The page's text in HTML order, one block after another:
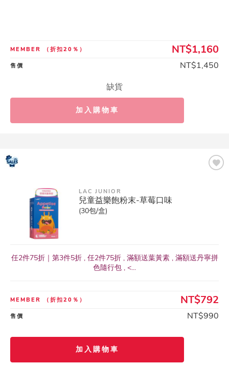
MEMBER （折扣20％） NT$1,160
售價
NT$1,450
缺貨
加入購物車
LAC JUNIOR
兒童益樂飽粉末-草莓口味
(30包/盒)
任2件75折｜第3件5折 , 任2件75折 , 滿額送葉黃素 , 滿額送丹寧拼
色隨行包 , <...
MEMBER （折扣20％） NT$792
售價 NT$990
加入購物車